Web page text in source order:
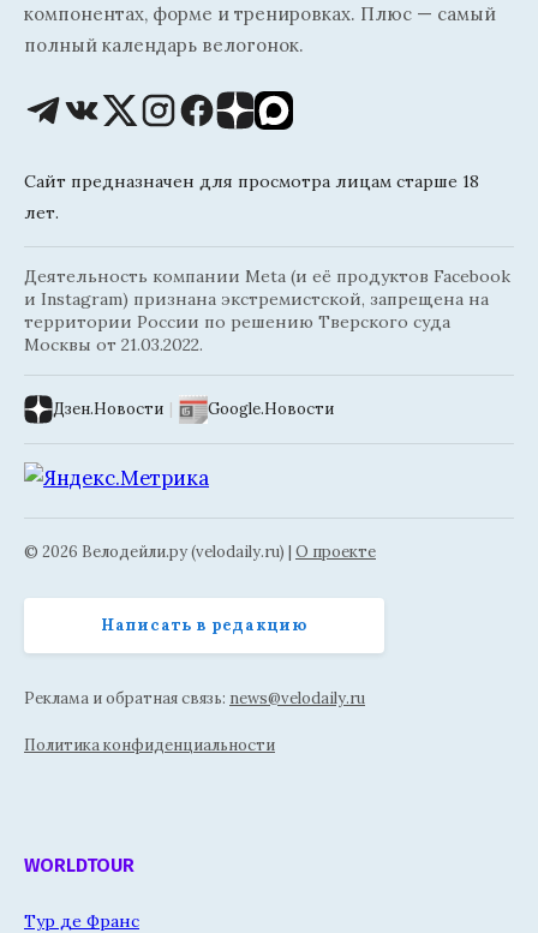
компонентах, форме и тренировках. Плюс — самый
полный календарь велогонок.
Сайт предназначен для просмотра лицам старше 18
лет.
Деятельность компании Meta (и её продуктов Facebook
и Instagram) признана экстремистской, запрещена на
территории России по решению Тверского суда
Москвы от 21.03.2022.
Дзен.Новости | Google.Новости
© 2026 Велодейли.ру (velodaily.ru) | О проекте
Написать в редакцию
Реклама и обратная связь: news@velodaily.ru
Политика конфиденциальности
WORLDTOUR
Тур де Франс